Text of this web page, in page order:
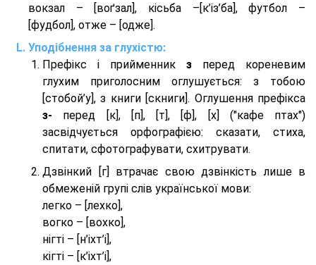
вокзал – [воґзал], кісьба –[к’із’ба], футбол –
[фудбол], отже – [одже].
Уподібнення за глухістю:
Префікс і прийменник з перед кореневим
глухим приголосним оглушується: з тобою
[стобой’у], з книги [скниги]. Оглушення префікса
з- перед [к], [п], [т], [ф], [х] ("кафе птах")
засвідчується орфографією: сказати, стиха,
спитати, сфотографувати, схитрувати.
Дзвінкий [г] втрачає свою дзвінкість лише в
обмеженій групі слів української мови:
легко – [лехко],
вогко – [вохко],
нігті – [н’іхт’і],
кігті – [к’іхт’і],